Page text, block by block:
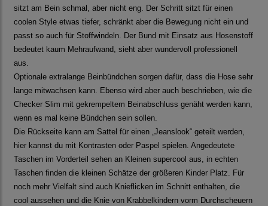
sitzt am Bein schmal, aber nicht eng. Der Schritt sitzt für einen
coolen Style etwas tiefer, schränkt aber die Bewegung nicht ein und
passt so auch für Stoffwindeln. Der Bund mit Einsatz aus Hosenstoff
bedeutet kaum Mehraufwand, sieht aber wundervoll professionell
aus.
Optionale extralange Beinbündchen sorgen dafür, dass die Hose sehr
lange mitwachsen kann. Ebenso wird aber auch beschrieben, wie die
Checker Slim mit gekrempeltem Beinabschluss genäht werden kann,
wenn es mal keine Bündchen sein sollen.
Die Rückseite kann am Sattel für einen „Jeanslook“ geteilt werden,
hier kannst du mit Kontrasten oder Paspel spielen. Angedeutete
Taschen im Vorderteil sehen an Kleinen supercool aus, in echten
Taschen finden die kleinen Schätze der größeren Kinder Platz. Für
noch mehr Vielfalt sind auch Knieflicken im Schnitt enthalten, die
cool aussehen und die Knie von Krabbelkindern vorm Durchscheuern